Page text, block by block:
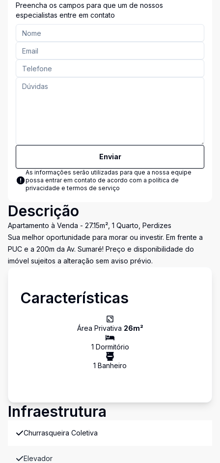
Preencha os campos para que um de nossos
especialistas entre em contato
Enviar
As informações serão utilizadas para que a nossa equipe
possa entrar em contato de acordo com a política de
privacidade e termos de serviço
Descrição
Apartamento à Venda - 27.15m², 1 Quarto, Perdizes
Sua melhor oportunidade para morar ou investir. Em frente a
PUC e a 200m da Av. Sumaré! Preço e disponibilidade do
imóvel sujeitos a alteração sem aviso prévio.
Características
Área Privativa 26m²
1 Dormitório
1 Banheiro
Infraestrutura
Churrasqueira Coletiva
Elevador